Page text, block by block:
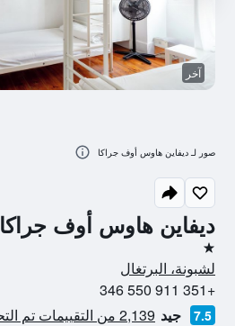
ديفاين هاوس أوف جراكا
نجمة واحدة
لشبونة، البرتغال
+351 911 550 346
7.5 جيد 2,139 من التقييمات تم التحقق منها
آخر
صور لـ ديفاين هاوس أوف جراكا